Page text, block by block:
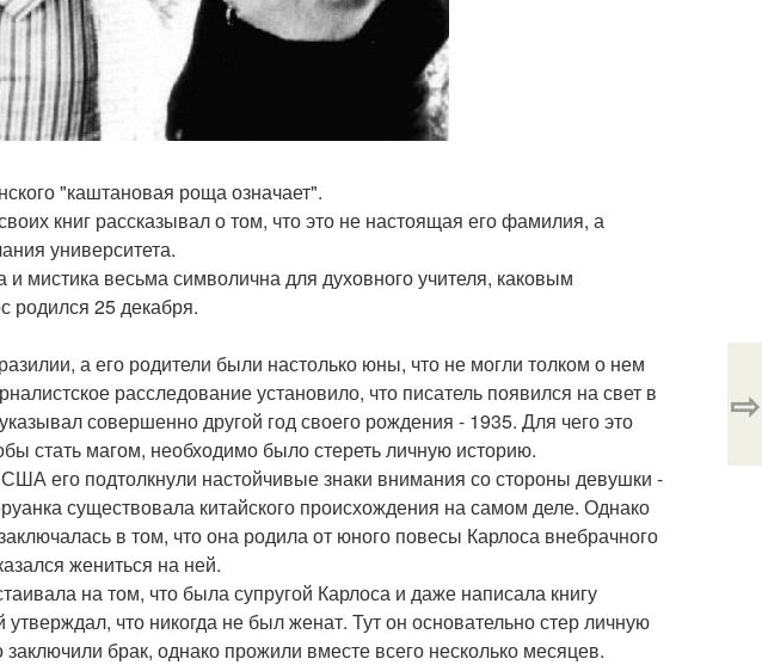
"каштановая роща означает".
книг рассказывал о том, что это не настоящая его фамилия, а
университета.
мистика весьма символична для духовного учителя, каковым
родился 25 декабря.
а его родители были настолько юны, что не могли толком о нем
расследование установило, что писатель появился на свет в
совершенно другой год своего рождения - 1935. Для чего это
стать магом, необходимо было стереть личную историю.
его подтолкнули настойчивые знаки внимания со стороны девушки -
существовала китайского происхождения на самом деле. Однако
в том, что она родила от юного повесы Карлоса внебрачного
жениться на ней.
на том, что была супругой Карлоса и даже написала книгу
что никогда не был женат. Тут он основательно стер личную
брак, однако прожили вместе всего несколько месяцев.
⇨